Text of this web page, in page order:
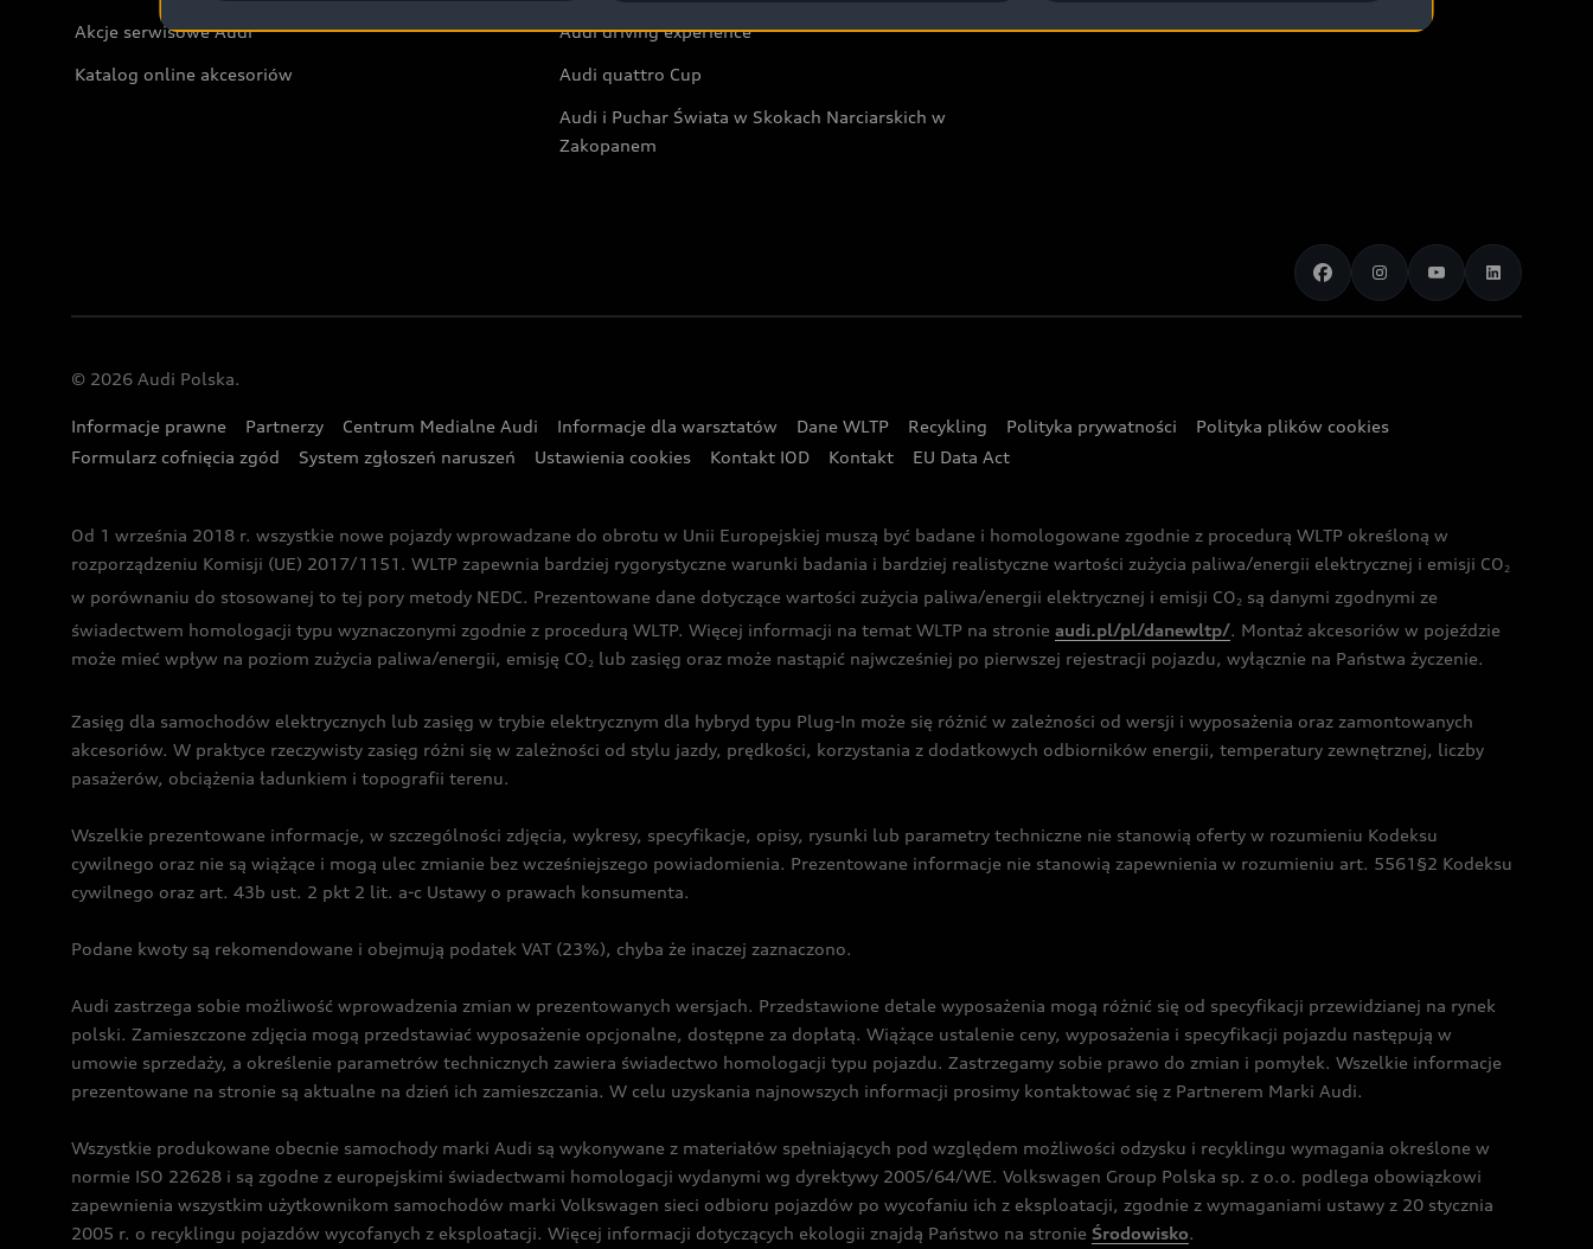
Akcje serwisowe Audi
Katalog online akcesoriów
Audi driving experience
Audi quattro Cup
Audi i Puchar Świata w Skokach Narciarskich w
Zakopanem
© 2026 Audi Polska.
Informacje prawne Partnerzy Centrum Medialne Audi Informacje dla warsztatów Dane WLTP Recykling Polityka prywatności
Polityka plików cookies
Formularz cofnięcia zgód
System zgłoszeń naruszeń Ustawienia cookies Kontakt IOD Kontakt EU Data Act
Od 1 września 2018 r. wszystkie nowe pojazdy wprowadzane do obrotu w Unii Europejskiej muszą być badane i homologowane zgodnie z procedurą WLTP określoną w
rozporządzeniu Komisji (UE) 2017/1151. WLTP zapewnia bardziej rygorystyczne warunki badania i bardziej realistyczne wartości zużycia paliwa/energii elektrycznej i emisji CO2
w porównaniu do stosowanej to tej pory metody NEDC. Prezentowane dane dotyczące wartości zużycia paliwa/energii elektrycznej i emisji CO2 są danymi zgodnymi ze
świadectwem homologacji typu wyznaczonymi zgodnie z procedurą WLTP. Więcej informacji na temat WLTP na stronie audi.pl/pl/danewltp/. Montaż akcesoriów w pojeździe
może mieć wpływ na poziom zużycia paliwa/energii, emisję CO2 lub zasięg oraz może nastąpić najwcześniej po pierwszej rejestracji pojazdu, wyłącznie na Państwa życzenie.
Zasięg dla samochodów elektrycznych lub zasięg w trybie elektrycznym dla hybryd typu Plug-In może się różnić w zależności od wersji i wyposażenia oraz zamontowanych
akcesoriów. W praktyce rzeczywisty zasięg różni się w zależności od stylu jazdy, prędkości, korzystania z dodatkowych odbiorników energii, temperatury zewnętrznej, liczby
pasażerów, obciążenia ładunkiem i topografii terenu.
Wszelkie prezentowane informacje, w szczególności zdjęcia, wykresy, specyfikacje, opisy, rysunki lub parametry techniczne nie stanowią oferty w rozumieniu Kodeksu
cywilnego oraz nie są wiążące i mogą ulec zmianie bez wcześniejszego powiadomienia. Prezentowane informacje nie stanowią zapewnienia w rozumieniu art. 5561§2 Kodeksu
cywilnego oraz art. 43b ust. 2 pkt 2 lit. a-c Ustawy o prawach konsumenta.
Podane kwoty są rekomendowane i obejmują podatek VAT (23%), chyba że inaczej zaznaczono.
Audi zastrzega sobie możliwość wprowadzenia zmian w prezentowanych wersjach. Przedstawione detale wyposażenia mogą różnić się od specyfikacji przewidzianej na rynek
polski. Zamieszczone zdjęcia mogą przedstawiać wyposażenie opcjonalne, dostępne za dopłatą. Wiążące ustalenie ceny, wyposażenia i specyfikacji pojazdu następują w
umowie sprzedaży, a określenie parametrów technicznych zawiera świadectwo homologacji typu pojazdu. Zastrzegamy sobie prawo do zmian i pomyłek. Wszelkie informacje
prezentowane na stronie są aktualne na dzień ich zamieszczania. W celu uzyskania najnowszych informacji prosimy kontaktować się z Partnerem Marki Audi.
Wszystkie produkowane obecnie samochody marki Audi są wykonywane z materiałów spełniających pod względem możliwości odzysku i recyklingu wymagania określone w
normie ISO 22628 i są zgodne z europejskimi świadectwami homologacji wydanymi wg dyrektywy 2005/64/WE. Volkswagen Group Polska sp. z o.o. podlega obowiązkowi
zapewnienia wszystkim użytkownikom samochodów marki Volkswagen sieci odbioru pojazdów po wycofaniu ich z eksploatacji, zgodnie z wymaganiami ustawy z 20 stycznia
2005 r. o recyklingu pojazdów wycofanych z eksploatacji. Więcej informacji dotyczących ekologii znajdą Państwo na stronie Środowisko.